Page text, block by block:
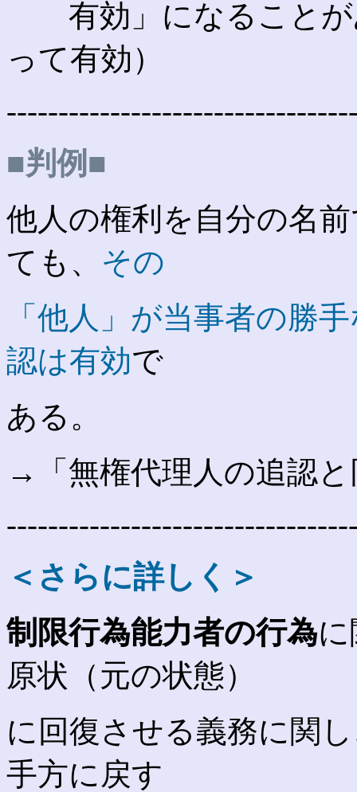
有効」になることが
って有効）
■判例■
他人の権利を自分の名
ても、 その
「他人」が当事者の勝
認は有効で
ある。
→「無権代理人の追認
＜さらに詳しく＞
制限行為能力者の行為
原状（元の状態）
に回復させる義務に関
手方に戻す